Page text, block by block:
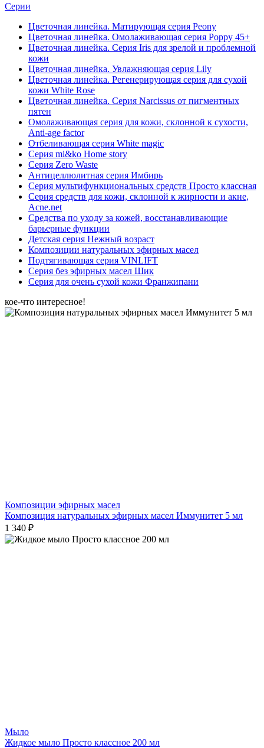
Серии
Цветочная линейка. Матирующая серия Peony
Цветочная линейка. Омолаживающая серия Poppy 45+
Цветочная линейка. Серия Iris для зрелой и проблемной
кожи
Цветочная линейка. Увлажняющая серия Lily
Цветочная линейка. Регенерирующая серия для сухой
кожи White Rose
Цветочная линейка. Серия Narcissus от пигментных
пятен
Омолаживающая серия для кожи, склонной к сухости,
Anti-age factor
Отбеливающая серия White magic
Серия mi&ko Home story
Серия Zero Waste
Антицеллюлитная серия Имбирь
Серия мультифункциональных средств Просто классная
Серия средств для кожи, склонной к жирности и акне,
Acne.net
Средства по уходу за кожей, восстанавливающие
барьерные функции
Детская серия Нежный возраст
Композиции натуральных эфирных масел
Подтягивающая серия VINLIFT
Серия без эфирных масел Шик
Серия для очень сухой кожи Франжипани
кое-что интересное!
Композиции эфирных масел
Композиция натуральных эфирных масел Иммунитет 5 мл
1 340 ₽
Мыло
Жидкое мыло Просто классное 200 мл